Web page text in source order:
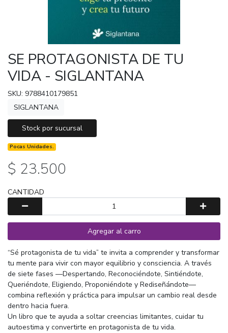
SE PROTAGONISTA DE TU
VIDA - SIGLANTANA
SKU: 9788410179851
SIGLANTANA
Stock por sucursal
Pocas Unidades.
$ 23.500
CANTIDAD
Agregar al carro
“Sé protagonista de tu vida” te invita a comprender y transformar
tu mente para vivir con mayor equilibrio y consciencia. A través
de siete fases —Despertando, Reconociéndote, Sintiéndote,
Queriéndote, Eligiendo, Proponiéndote y Rediseñándote—
combina reflexión y práctica para impulsar un cambio real desde
dentro hacia fuera.
Un libro que te ayuda a soltar creencias limitantes, cuidar tu
autoestima y convertirte en protagonista de tu vida.